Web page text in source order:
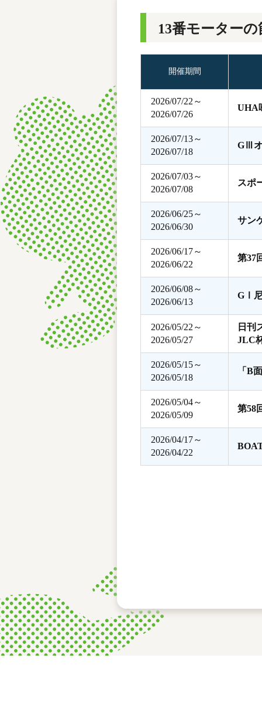
ボートデータ
13番モーター
開催期間
2026/07/22～
2026/07/26
UHA
2026/07/13～
2026/07/18
GⅢオ
2026/07/03～
2026/07/08
スポ
2026/06/25～
2026/06/30
サン
2026/06/17～
2026/06/22
第37
2026/06/08～
2026/06/13
GⅠ尼
2026/05/22～
2026/05/27
日刊
JLC
2026/05/15～
2026/05/18
「B
2026/05/04～
2026/05/09
第58
2026/04/17～
2026/04/22